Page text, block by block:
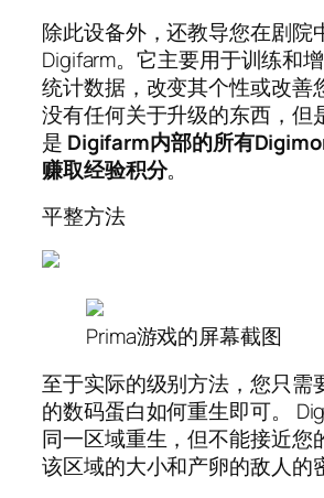
除此设备外，还教导您在剧院
Digifarm。它主要用于训练和
统计数据，改变其个性或改善
没有任何关于升级的东西，但
是 Digifarm内部的所有
赚取经验积分。
平整方法
Prima游戏的屏幕截图
至于实际的级别方法，您只需
的数码蛋白如何重生即可。
同一区域重生，但不能接近您
该区域的大小和产卵的敌人的